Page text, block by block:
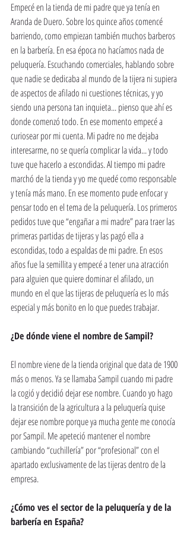
Empecé en la tienda de mi padre que ya tenía en
Aranda de Duero. Sobre los quince años comencé
barriendo, como empiezan también muchos barberos
en la barbería. En esa época no hacíamos nada de
peluquería. Escuchando comerciales, hablando sobre
que nadie se dedicaba al mundo de la tijera ni supiera
de aspectos de afilado ni cuestiones técnicas, y yo
siendo una persona tan inquieta... pienso que ahí es
donde comenzó todo. En ese momento empecé a
curiosear por mi cuenta. Mi padre no me dejaba
interesarme, no se quería complicar la vida... y todo
tuve que hacerlo a escondidas. Al tiempo mi padre
marchó de la tienda y yo me quedé como responsable
y tenía más mano. En ese momento pude enfocar y
pensar todo en el tema de la peluquería. Los primeros
pedidos tuve que “engañar a mi madre” para traer las
primeras partidas de tijeras y las pagó ella a
escondidas, todo a espaldas de mi padre. En esos
años fue la semillita y empecé a tener una atracción
para alguien que quiere dominar el afilado, un
mundo en el que las tijeras de peluquería es lo más
especial y más bonito en lo que puedes trabajar.
¿De dónde viene el nombre de Sampil?
El nombre viene de la tienda original que data de 1900
más o menos. Ya se llamaba Sampil cuando mi padre
la cogió y decidió dejar ese nombre. Cuando yo hago
la transición de la agricultura a la peluquería quise
dejar ese nombre porque ya mucha gente me conocía
por Sampil. Me apeteció mantener el nombre
cambiando “cuchillería” por “profesional” con el
apartado exclusivamente de las tijeras dentro de la
empresa.
¿Cómo ves el sector de la peluquería y de la
barbería en España?